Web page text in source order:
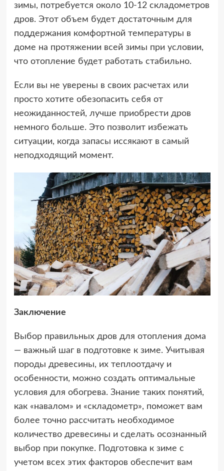
зимы, потребуется около 10-12 складометров
дров. Этот объем будет достаточным для
поддержания комфортной температуры в
доме на протяжении всей зимы при условии,
что отопление будет работать стабильно.
Если вы не уверены в своих расчетах или
просто хотите обезопасить себя от
неожиданностей, лучше приобрести дров
немного больше. Это позволит избежать
ситуации, когда запасы иссякают в самый
неподходящий момент.
Заключение
Выбор правильных дров для отопления дома
— важный шаг в подготовке к зиме. Учитывая
породы древесины, их теплоотдачу и
особенности, можно создать оптимальные
условия для обогрева. Знание таких понятий,
как «навалом» и «складометр», поможет вам
более точно рассчитать необходимое
количество древесины и сделать осознанный
выбор при покупке. Подготовка к зиме с
учетом всех этих факторов обеспечит вам